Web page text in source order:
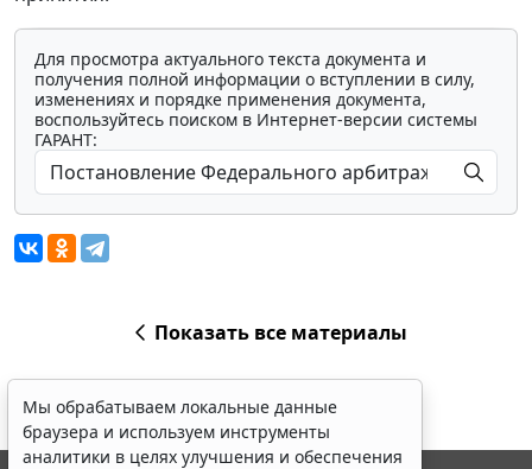
Для просмотра актуального текста документа и
получения полной информации о вступлении в силу,
изменениях и порядке применения документа,
воспользуйтесь поиском в Интернет-версии системы
ГАРАНТ:
Показать все материалы
Мы обрабатываем локальные данные
браузера и используем инструменты
аналитики в целях улучшения и обеспечения